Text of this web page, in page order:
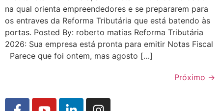
na qual orienta empreendedores e se prepararem para
os entraves da Reforma Tributária que está batendo às
portas. Posted By: roberto matias Reforma Tributária
2026: Sua empresa está pronta para emitir Notas Fiscal
Parece que foi ontem, mas agosto […]
Próximo →